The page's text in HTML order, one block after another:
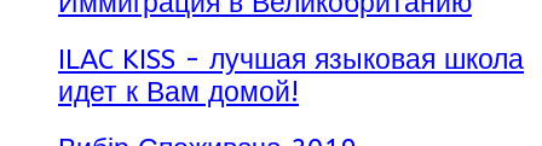
ILAC KISS - лучшая языковая школа
идет к Вам домой!